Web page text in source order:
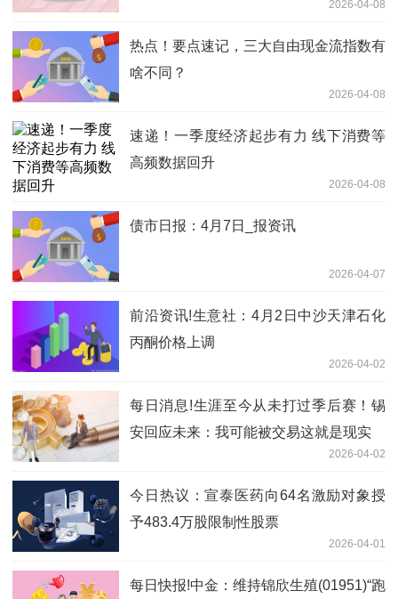
2026-04-08
热点！要点速记，三大自由现金流指数有
啥不同？
2026-04-08
速递！一季度经济起步有力 线下消费等
高频数据回升
2026-04-08
债市日报：4月7日_报资讯
2026-04-07
前沿资讯!生意社：4月2日中沙天津石化
丙酮价格上调
2026-04-02
每日消息!生涯至今从未打过季后赛！锡
安回应未来：我可能被交易这就是现实
2026-04-02
今日热议：宣泰医药向64名激励对象授
予483.4万股限制性股票
2026-04-01
每日快报!中金：维持锦欣生殖(01951)“跑